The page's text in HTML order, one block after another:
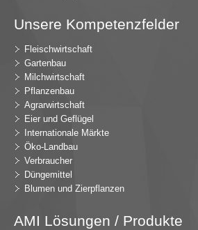
Unsere Kompetenzfelder
Fleischwirtschaft
Gartenbau
Milchwirtschaft
Pflanzenbau
Agrarwirtschaft
Eier und Geflügel
Internationale Märkte
Öko-Landbau
Verbraucher
Düngemittel
Blumen und Zierpflanzen
AMI Lösungen / Produkte